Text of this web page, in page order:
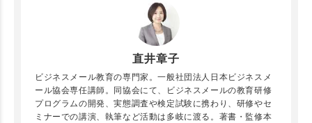
直井章子
ビジネスメール教育の専門家。一般社団法人日本ビジネスメ
ール協会専任講師。同協会にて、ビジネスメールの教育研修
プログラムの開発、実態調査や検定試験に携わり、研修やセ
ミナーでの講演、執筆など活動は多岐に渡る。著書・監修本